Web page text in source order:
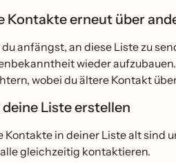
Kontakte erneut über
du anfängst, an diese Liste zu
wieder
wobei du ältere Kontakt
Liste erstellen
Kontakte in deiner Liste alt sind
gleichzeitig kontaktieren.